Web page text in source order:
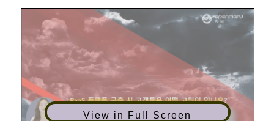
View in Full Screen